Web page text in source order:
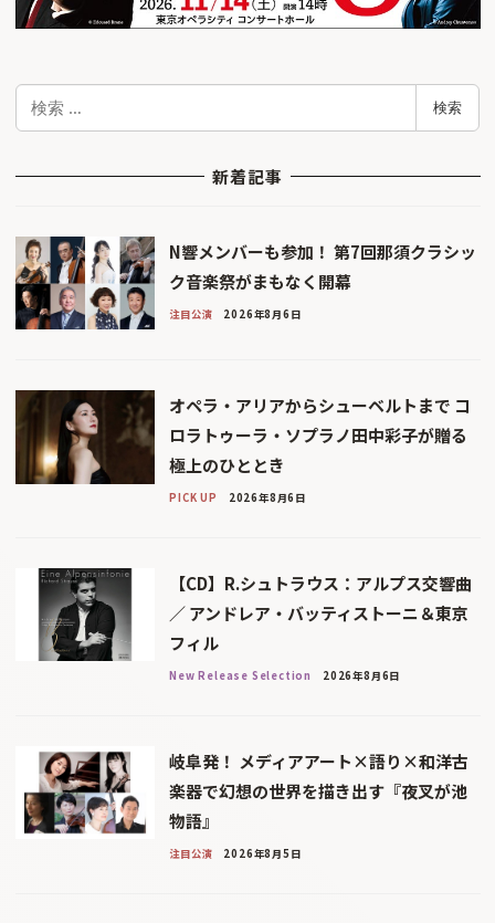
検索
新着記事
N響メンバーも参加！ 第7回那須クラシッ
ク音楽祭がまもなく開幕
注目公演 2026年8月6日
オペラ・アリアからシューベルトまで コ
ロラトゥーラ・ソプラノ田中彩子が贈る
極上のひととき
PICK UP 2026年8月6日
【CD】R.シュトラウス：アルプス交響曲
／ アンドレア・バッティストーニ＆東京
フィル
New Release Selection 2026年8月6日
岐阜発！ メディアアート×語り×和洋古
楽器で幻想の世界を描き出す『夜叉が池
物語』
注目公演 2026年8月5日